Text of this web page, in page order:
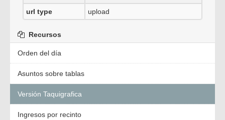
url type
upload
Recursos
Orden del día
Asuntos sobre tablas
Versión Taquigrafica
Ingresos por recinto